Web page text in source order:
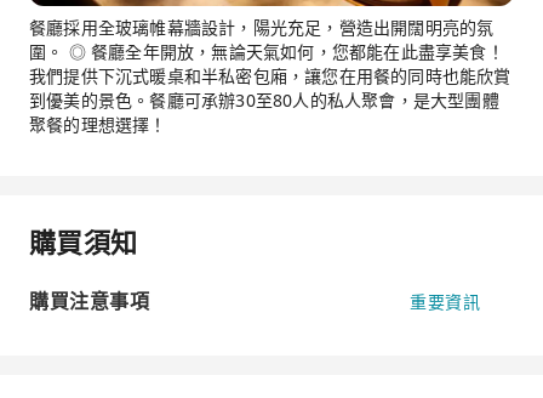
餐廳採用全玻璃帷幕牆設計，陽光充足，營造出開闊明亮的氛
圍。 ◎ 餐廳全年開放，無論天氣如何，您都能在此盡享美食！
我們提供下沉式暖桌和半私密包廂，讓您在用餐的同時也能欣賞
到優美的景色。餐廳可承辦30至80人的私人聚會，是大型團體
聚餐的理想選擇！
購買須知
購買注意事項 重要資訊